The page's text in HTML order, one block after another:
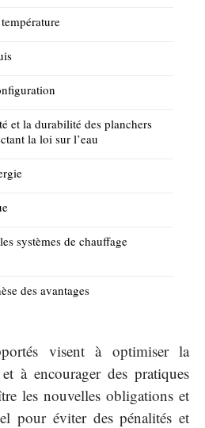
et la durabilité des planchers
la loi sur l’eau
systèmes de chauffage
des avantages
visent à optimiser la
à encourager des pratiques
les nouvelles obligations et
pour éviter des pénalités et